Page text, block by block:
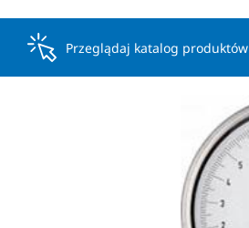
Przeglądaj katalog produktów